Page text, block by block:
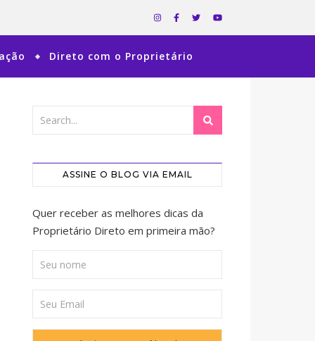
Direto com o Proprietário
ASSINE O BLOG VIA EMAIL
Quer receber as melhores dicas da
Proprietário Direto em primeira mão?